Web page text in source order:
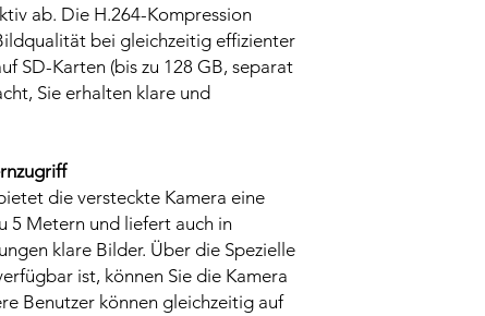
ab. Die H.264-Kompression
bei gleichzeitig effizienter
SD-Karten (bis zu 128 GB, separat
Sie erhalten klare und
die versteckte Kamera eine
5 Metern und liefert auch in
klare Bilder. Über die Spezielle
ist, können Sie die Kamera
Benutzer können gleichzeitig auf